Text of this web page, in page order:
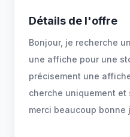
Détails de l'offre
Bonjour, je recherche
une affiche pour une
précisement une
cherche uniquement et
merci beaucoup bonne